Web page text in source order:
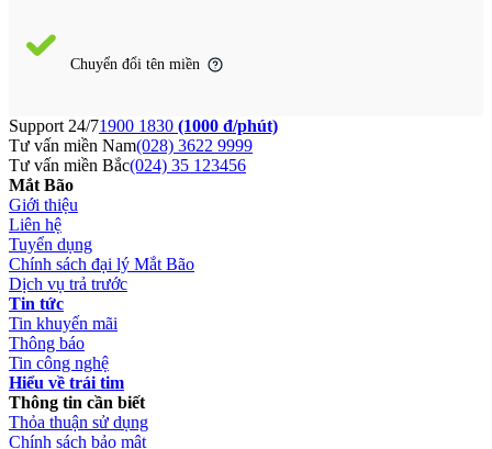
Chuyển đổi tên miền
Support 24/71900 1830 (1000 đ/phút)
Tư vấn miền Nam(028) 3622 9999
Tư vấn miền Bắc(024) 35 123456
Mắt Bão
Giới thiệu
Liên hệ
Tuyển dụng
Chính sách đại lý Mắt Bão
Dịch vụ trả trước
Tin tức
Tin khuyến mãi
Thông báo
Tin công nghệ
Hiểu về trái tim
Thông tin cần biết
Thỏa thuận sử dụng
Chính sách bảo mật